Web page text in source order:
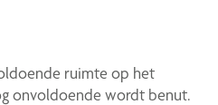
ruimte op het
onvoldoende wordt benut.